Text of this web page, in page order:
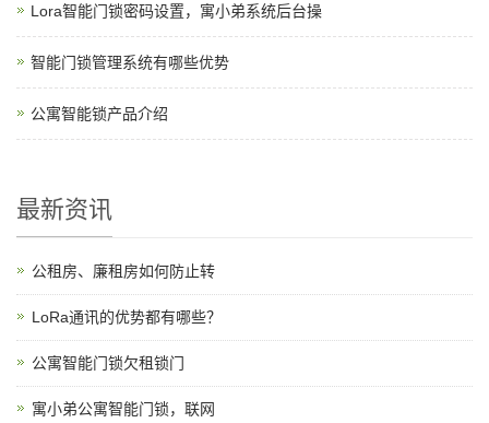
Lora智能门锁密码设置，寓小弟系统后台操
智能门锁管理系统有哪些优势
公寓智能锁产品介绍
最新资讯
公租房、廉租房如何防止转
LoRa通讯的优势都有哪些？
公寓智能门锁欠租锁门
寓小弟公寓智能门锁，联网